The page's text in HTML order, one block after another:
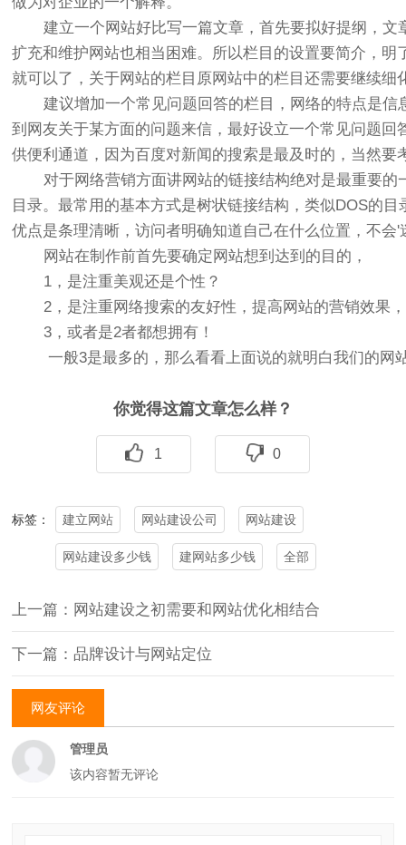
建立一个网站好比写一篇文章，首先要拟好提纲，文
扩充和维护网站也相当困难。所以栏目的设置要简介，明
就可以了，关于网站的栏目原网站中的栏目还需要继续
建议增加一个常见问题回答的栏目，网络的特点是信
到网友关于某方面的问题来信，最好设立一个常见问题
供便利通道，因为百度对新闻的搜索是最及时的，当然要
对于网络营销方面讲网站的链接结构绝对是最重要的
目录。最常用的基本方式是树状链接结构，类似DOS的
优点是条理清晰，访问者明确知道自己在什么位置，不会
网站在制作前首先要确定网站想到达到的目的，
1，是注重美观还是个性？
2，是注重网络搜索的友好性，提高网站的营销效果
3，或者是2者都想拥有！
一般3是最多的，那么看看上面说的就明白我们的网
你觉得这篇文章怎么样？
1 0
标签： 建立网站 网站建设公司 网站建设
网站建设多少钱 建网站多少钱 全部
上一篇：网站建设之初需要和网站优化相结合
下一篇：品牌设计与网站定位
网友评论
管理员
该内容暂无评论